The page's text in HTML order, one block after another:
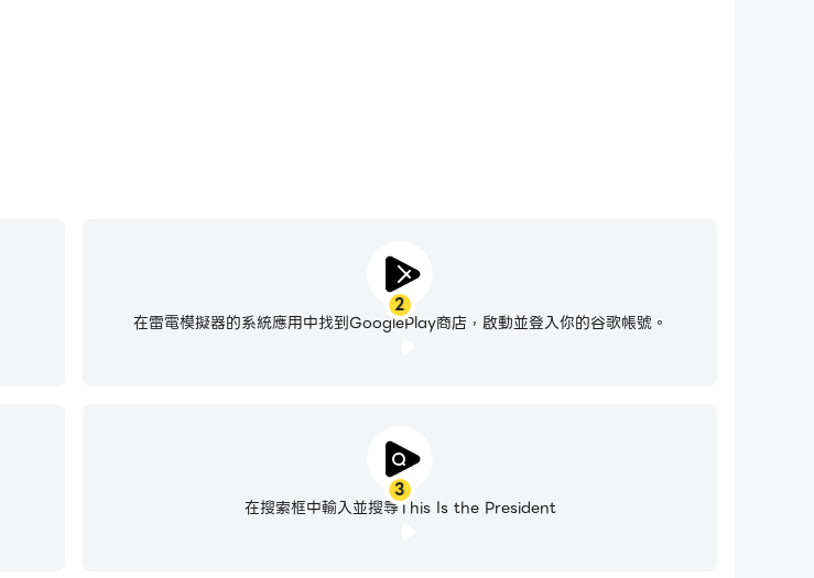
2
在雷電模擬器的系統應用中找到GooglePlay商店，啟動並登入你的谷歌帳號。
3
在搜索框中輸入並搜尋This Is the President